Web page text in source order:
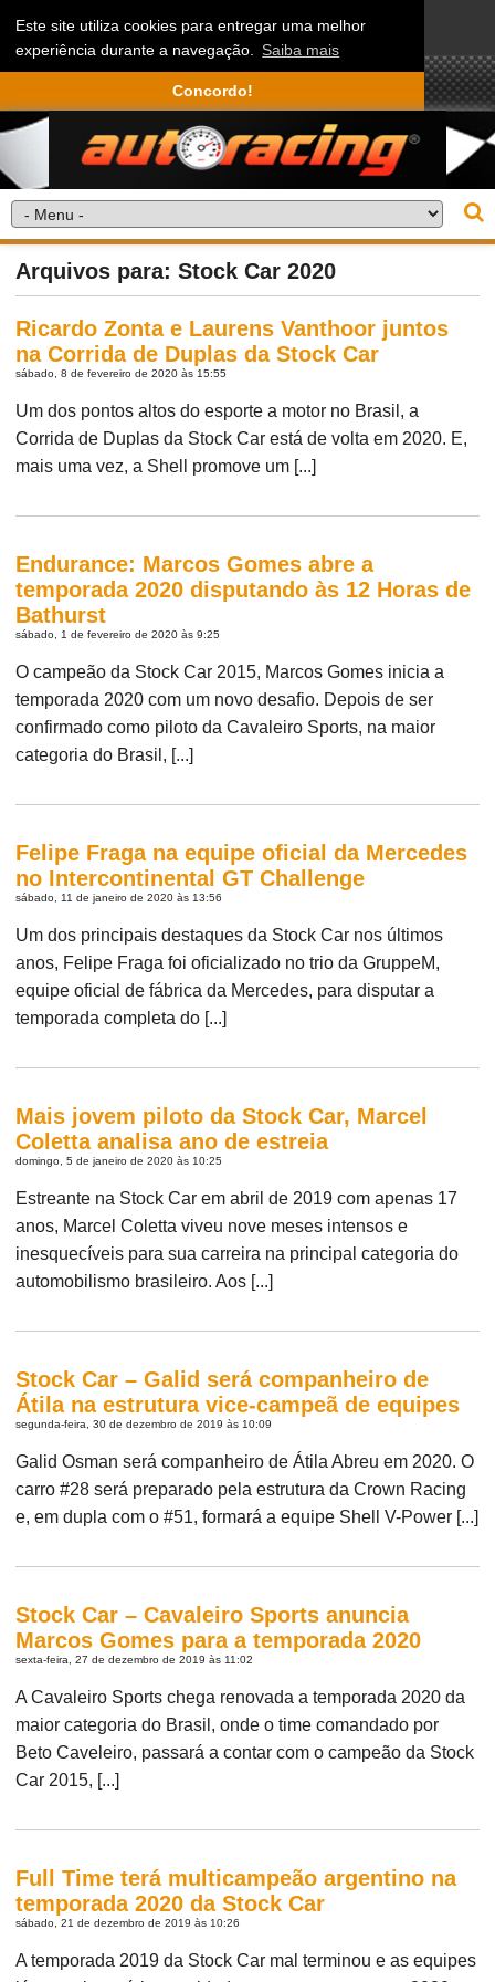
Este site utiliza cookies para entregar uma melhor
experiência durante a navegação. Saiba mais
Concordo!
Arquivos para: Stock Car 2020
Ricardo Zonta e Laurens Vanthoor juntos
na Corrida de Duplas da Stock Car
sábado, 8 de fevereiro de 2020 às 15:55
Um dos pontos altos do esporte a motor no Brasil, a
Corrida de Duplas da Stock Car está de volta em 2020. E,
mais uma vez, a Shell promove um [...]
Endurance: Marcos Gomes abre a
temporada 2020 disputando às 12 Horas de
Bathurst
sábado, 1 de fevereiro de 2020 às 9:25
O campeão da Stock Car 2015, Marcos Gomes inicia a
temporada 2020 com um novo desafio. Depois de ser
confirmado como piloto da Cavaleiro Sports, na maior
categoria do Brasil, [...]
Felipe Fraga na equipe oficial da Mercedes
no Intercontinental GT Challenge
sábado, 11 de janeiro de 2020 às 13:56
Um dos principais destaques da Stock Car nos últimos
anos, Felipe Fraga foi oficializado no trio da GruppeM,
equipe oficial de fábrica da Mercedes, para disputar a
temporada completa do [...]
Mais jovem piloto da Stock Car, Marcel
Coletta analisa ano de estreia
domingo, 5 de janeiro de 2020 às 10:25
Estreante na Stock Car em abril de 2019 com apenas 17
anos, Marcel Coletta viveu nove meses intensos e
inesquecíveis para sua carreira na principal categoria do
automobilismo brasileiro. Aos [...]
Stock Car – Galid será companheiro de
Átila na estrutura vice-campeã de equipes
segunda-feira, 30 de dezembro de 2019 às 10:09
Galid Osman será companheiro de Átila Abreu em 2020. O
carro #28 será preparado pela estrutura da Crown Racing
e, em dupla com o #51, formará a equipe Shell V-Power [...]
Stock Car – Cavaleiro Sports anuncia
Marcos Gomes para a temporada 2020
sexta-feira, 27 de dezembro de 2019 às 11:02
A Cavaleiro Sports chega renovada a temporada 2020 da
maior categoria do Brasil, onde o time comandado por
Beto Caveleiro, passará a contar com o campeão da Stock
Car 2015, [...]
Full Time terá multicampeão argentino na
temporada 2020 da Stock Car
sábado, 21 de dezembro de 2019 às 10:26
A temporada 2019 da Stock Car mal terminou e as equipes